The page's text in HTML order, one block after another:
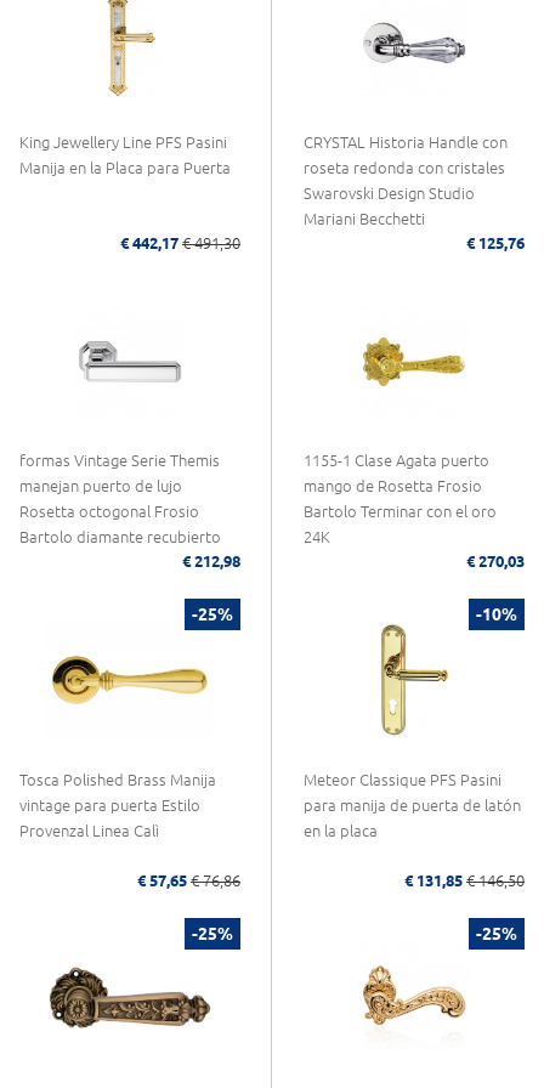
King Jewellery Line PFS Pasini
Manija en la Placa para Puerta
€ 442,17 € 491,30
CRYSTAL Historia Handle con
roseta redonda con cristales
Swarovski Design Studio
Mariani Becchetti
€ 125,76
formas Vintage Serie Themis
manejan puerto de lujo
Rosetta octogonal Frosio
Bartolo diamante recubierto
€ 212,98
1155-1 Clase Agata puerto
mango de Rosetta Frosio
Bartolo Terminar con el oro
24K
€ 270,03
-25%
Tosca Polished Brass Manija
vintage para puerta Estilo
Provenzal Linea Calì
€ 57,65 € 76,86
-10%
Meteor Classique PFS Pasini
para manija de puerta de latón
en la placa
€ 131,85 € 146,50
-25% -25%